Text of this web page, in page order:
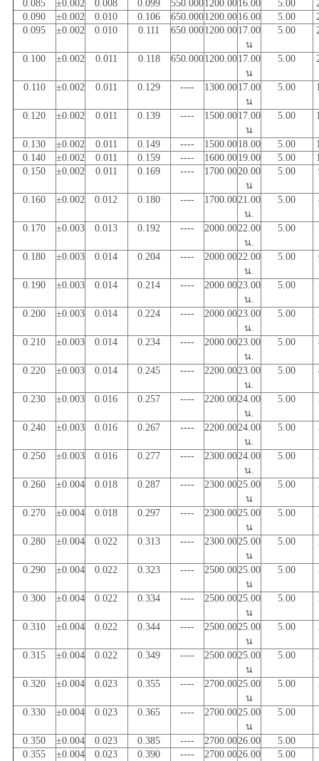
0.085 ±0.002 0.008 0.099 550.0001200.0016.00 5.00
0.090
±0.002 0.010 0.106 650.0001200.0016.00 5.00
0.095
±0.002 0.010 0.111 650.0001200.0017.00
น
5.00
0.100 ±0.002 0.011 0.118 650.0001200.0017.00
น
5.00
0.110 ±0.002 0.011 0.129 ---- 1300.0017.00
น
5.00
0.120 ±0.002 0.011 0.139 ---- 1500.0017.00
น
5.00
0.130 ±0.002 0.011 0.149 ---- 1500.0018.00 5.00
0.140
±0.002 0.011 0.159 ---- 1600.0019.00 5.00
0.150
±0.002 0.011 0.169 ---- 1700.0020.00
น
5.00
0.160 ±0.002 0.012 0.180 ---- 1700.0021.00
น.
5.00
0.170 ±0.003 0.013 0.192 ---- 2000.0022.00
น.
5.00
0.180 ±0.003 0.014 0.204 ---- 2000.0022.00
น.
5.00
0.190 ±0.003 0.014 0.214 ---- 2000.0023.00
น.
5.00
0.200 ±0.003 0.014 0.224 ---- 2000.0023.00
น.
5.00
0.210 ±0.003 0.014 0.234 ---- 2000.0023.00
น.
5.00
0.220 ±0.003 0.014 0.245 ---- 2200.0023.00
น.
5.00
0.230 ±0.003 0.016 0.257 ---- 2200.0024.00
น.
5.00
0.240 ±0.003 0.016 0.267 ---- 2200.0024.00
น.
5.00
0.250 ±0.003 0.016 0.277 ---- 2300.0024.00
น.
5.00
0.260 ±0.004 0.018 0.287 ---- 2300.0025.00
น
5.00
0.270 ±0.004 0.018 0.297 ---- 2300.0025.00
น
5.00
0.280 ±0.004 0.022 0.313 ---- 2300.0025.00
น
5.00
0.290 ±0.004 0.022 0.323 ---- 2500.0025.00
น
5.00
0.300 ±0.004 0.022 0.334 ---- 2500.0025.00
น
5.00
0.310 ±0.004 0.022 0.344 ---- 2500.0025.00
น
5.00
0.315 ±0.004 0.022 0.349 ---- 2500.0025.00
น
5.00
0.320 ±0.004 0.023 0.355 ---- 2700.0025.00
น
5.00
0.330 ±0.004 0.023 0.365 ---- 2700.0025.00
น
5.00
0.350 ±0.004 0.023 0.385 ---- 2700.0026.00 5.00
0.355
±0.004 0.023 0.390 ---- 2700.0026.00 5.00